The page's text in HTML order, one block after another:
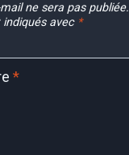
ne sera pas publiée.
avec *
*